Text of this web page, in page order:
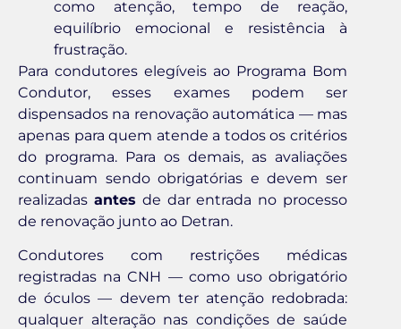
como atenção, tempo de reação,
equilíbrio emocional e resistência à
frustração.
Para condutores elegíveis ao Programa Bom
Condutor, esses exames podem ser
dispensados na renovação automática — mas
apenas para quem atende a todos os critérios
do programa. Para os demais, as avaliações
continuam sendo obrigatórias e devem ser
realizadas antes de dar entrada no processo
de renovação junto ao Detran.
Condutores com restrições médicas
registradas na CNH — como uso obrigatório
de óculos — devem ter atenção redobrada:
qualquer alteração nas condições de saúde